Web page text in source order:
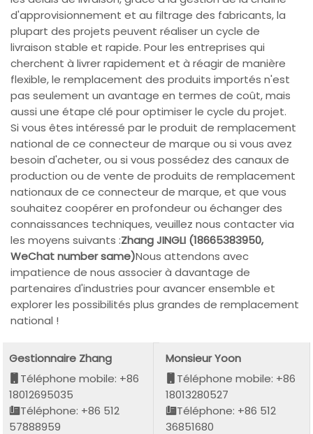
d'approvisionnement et au filtrage des fabricants, la
plupart des projets peuvent réaliser un cycle de
livraison stable et rapide. Pour les entreprises qui
cherchent à livrer rapidement et à réagir de manière
flexible, le remplacement des produits importés n'est
pas seulement un avantage en termes de coût, mais
aussi une étape clé pour optimiser le cycle du projet.
Si vous êtes intéressé par le produit de remplacement
national de ce connecteur de marque ou si vous avez
besoin d'acheter, ou si vous possédez des canaux de
production ou de vente de produits de remplacement
nationaux de ce connecteur de marque, et que vous
souhaitez coopérer en profondeur ou échanger des
connaissances techniques, veuillez nous contacter via
les moyens suivants :Zhang JINGLI (18665383950,
WeChat number same)Nous attendons avec
impatience de nous associer à davantage de
partenaires d'industries pour avancer ensemble et
explorer les possibilités plus grandes de remplacement
national !
Gestionnaire Zhang
Téléphone mobile: +86
18012695035
Téléphone: +86 512
57888959
Monsieur Yoon
Téléphone mobile: +86
18013280527
Téléphone: +86 512
36851680